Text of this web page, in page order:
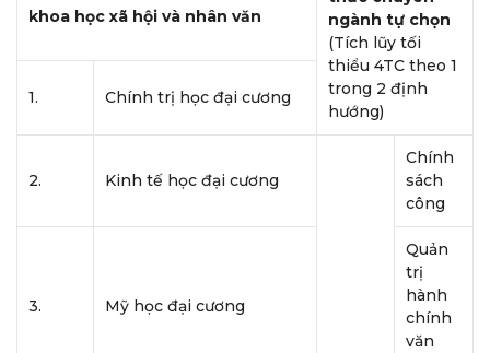
khoa học xã hội và nhân văn
ngành tự chọn
(Tích lũy tối
thiểu 4TC theo 1
trong 2 định
hướng)
1. Chính trị học đại cương
2. Kinh tế học đại cương
Chính
sách
công
3. Mỹ học đại cương
Quản
trị
hành
chính
văn